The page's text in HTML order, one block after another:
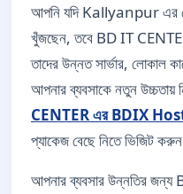
আপনি যদি Kallyanpur
খুঁজছেন, তবে BD IT
তাদের উন্নত সার্ভার, লোকাল
আপনার ব্যবসাকে নতুন উচ্চতায়
CENTER এর BDIX
প্যাকেজ বেছে নিতে ভিজিট
আপনার ব্যবসার উন্নতির